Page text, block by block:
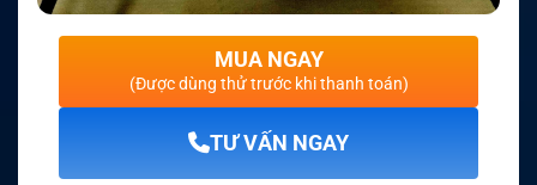
MUA NGAY
(Được dùng thử trước khi thanh toán)
TƯ VẤN NGAY